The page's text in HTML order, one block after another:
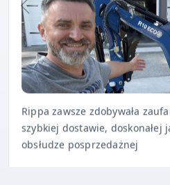
Rippa zawsze zdobywała
szybkiej dostawie, doskonałej
obsłudze posprzedażnej